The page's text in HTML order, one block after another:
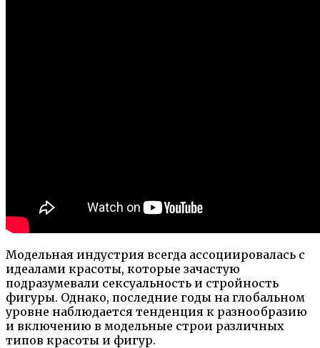
Модельная индустрия всегда ассоциировалась с
идеалами красоты, которые зачастую
подразумевали сексуальность и стройность
фигуры. Однако, последние годы на глобальном
уровне наблюдается тенденция к разнообразию
и включению в модельные строи различных
типов красоты и фигур.